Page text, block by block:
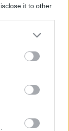
it to other
more Google
may click to
party tags to
below Google
Lovas